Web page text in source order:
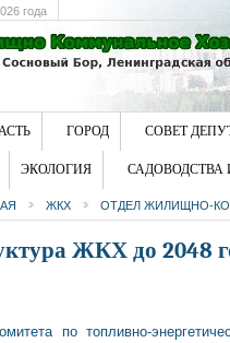
года
ГОРОД СОВЕТ
ЭКОЛОГИЯ САДОВОДСТВА
ЖКХ ОТДЕЛ ЖИЛИЩНО-
ЖКХ до 2048
по топливно-